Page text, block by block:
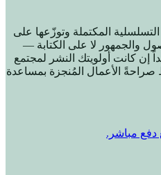
المكتملة وتوزّعها على
والجمهور لا على الكتابة —
إن كانت أولويتك النشر لمجتمع
صراحةً الأعمال المُنجزة بمساعدة
دفع مباشر.